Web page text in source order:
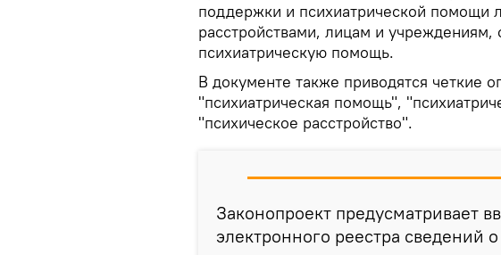
поддержки и психиатрической помощи
расстройствами, лицам и
психиатрическую помощь.
В документе также приводятся четкие
"психиатрическая помощь",
"психическое расстройство".
Законопроект предусматривает
электронного реестра сведений